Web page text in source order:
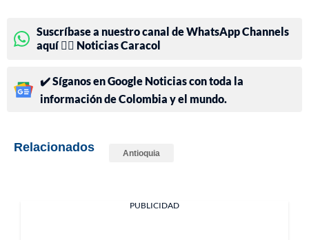
Suscríbase a nuestro canal de WhatsApp Channels
aquí 👉🏻 Noticias Caracol
✔️ Síganos en Google Noticias con toda la
información de Colombia y el mundo.
Relacionados Antioquia
PUBLICIDAD